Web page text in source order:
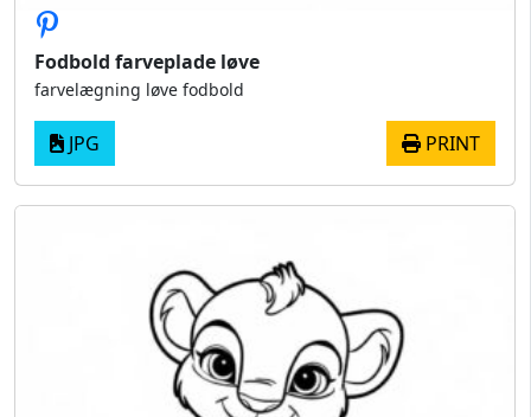
Fodbold farveplade løve
farvelægning løve fodbold
JPG PRINT